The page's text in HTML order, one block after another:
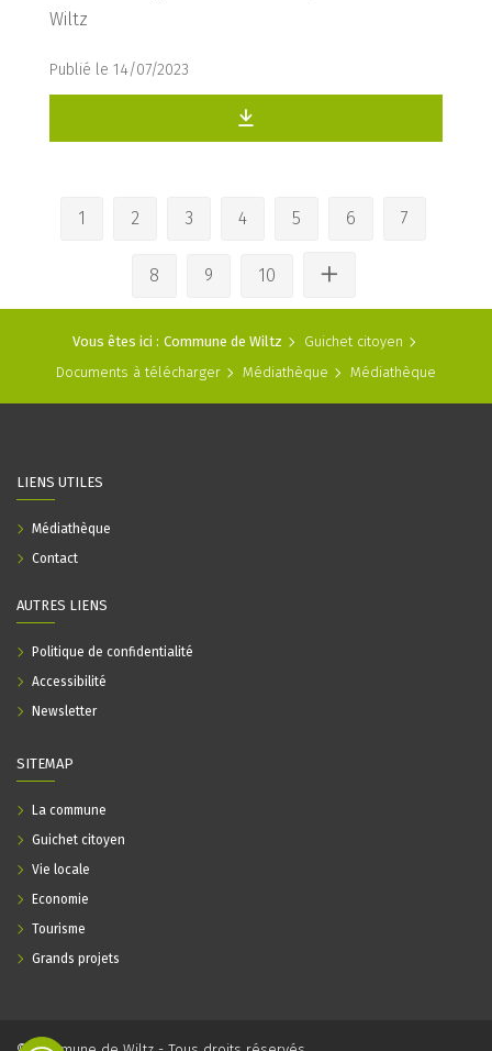
Wiltz
Publié le 14/07/2023
1 2 3 4 5 6 7
8 9 10
Vous êtes ici : Commune de Wiltz
Guichet citoyen
Documents à télécharger
Médiathèque Médiathèque
SITEMAP
La commune
Guichet citoyen
Vie locale
Economie
Tourisme
Grands projets
LIENS UTILES
Médiathèque
Contact
AUTRES LIENS
Politique de confidentialité
Accessibilité
Newsletter